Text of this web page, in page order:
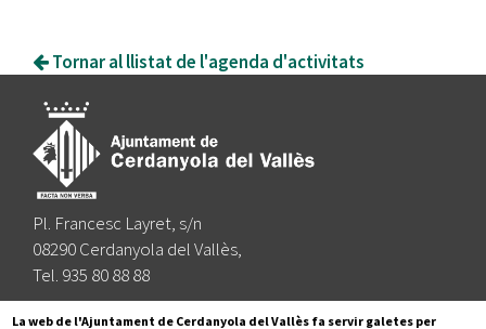
Tornar al llistat de l'agenda d'activitats
Pl. Francesc Layret, s/n
08290 Cerdanyola del Vallès,
Tel. 935 80 88 88
Segueix-nos a:
La web de l'Ajuntament de Cerdanyola del Vallès fa servir galetes per